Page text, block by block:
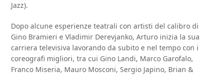
Jazz).
Dopo alcune esperienze teatrali con artisti del calibro di
Gino Bramieri e Vladimir Derevjanko, Arturo inizia la sua
carriera televisiva lavorando da subito e nel tempo con i
coreografi migliori, tra cui Gino Landi, Marco Garofalo,
Franco Miseria, Mauro Mosconi, Sergio Japino, Brian &